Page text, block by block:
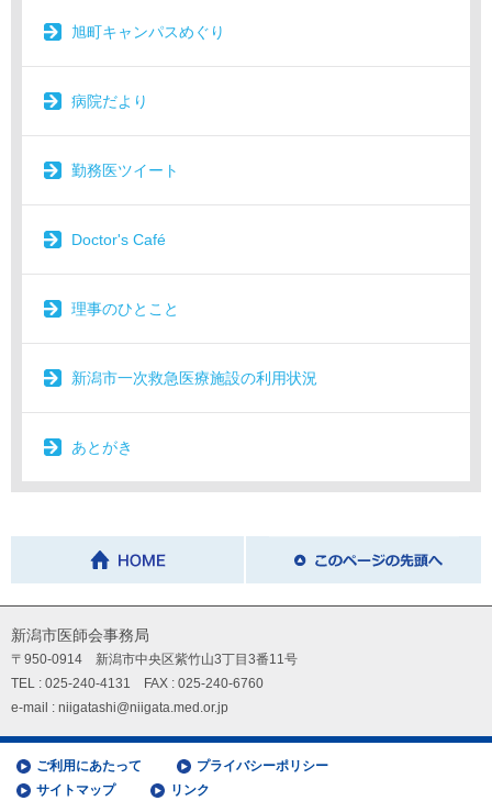
旭町キャンパスめぐり
病院だより
勤務医ツイート
Doctor's Café
理事のひとこと
新潟市一次救急医療施設の利用状況
あとがき
新潟市医師会事務局
〒950-0914 新潟市中央区紫竹山3丁目3番11号
TEL : 025-240-4131 FAX : 025-240-6760
e-mail : niigatashi@niigata.med.or.jp
ご利用にあたって
プライバシーポリシー
サイトマップ
リンク